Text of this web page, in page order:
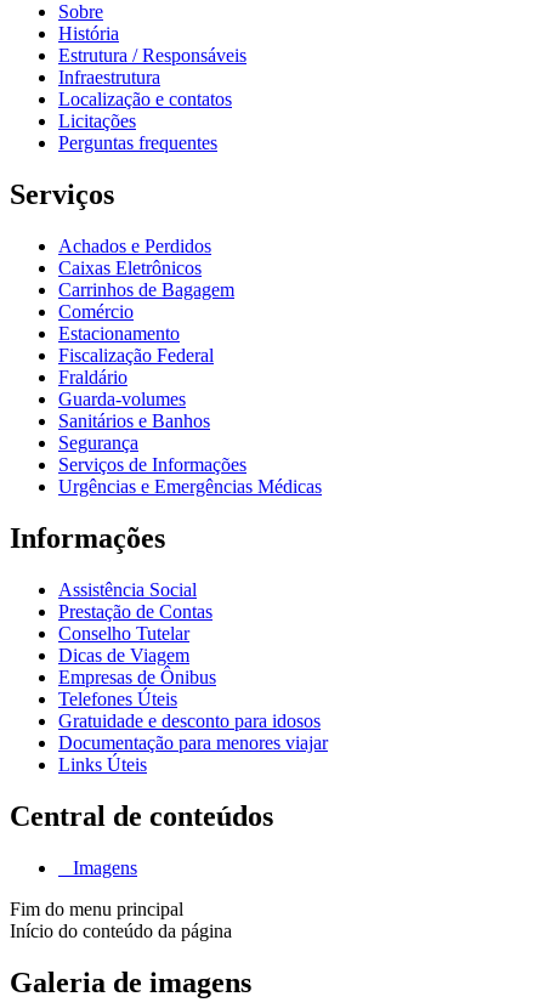
Sobre
História
Estrutura / Responsáveis
Infraestrutura
Localização e contatos
Licitações
Perguntas frequentes
Serviços
Achados e Perdidos
Caixas Eletrônicos
Carrinhos de Bagagem
Comércio
Estacionamento
Fiscalização Federal
Fraldário
Guarda-volumes
Sanitários e Banhos
Segurança
Serviços de Informações
Urgências e Emergências Médicas
Informações
Assistência Social
Prestação de Contas
Conselho Tutelar
Dicas de Viagem
Empresas de Ônibus
Telefones Úteis
Gratuidade e desconto para idosos
Documentação para menores viajar
Links Úteis
Central de conteúdos
Imagens
Fim do menu principal
Início do conteúdo da página
Galeria de imagens